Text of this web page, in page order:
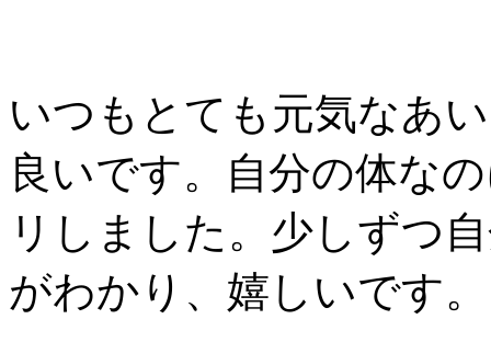
いつもとても元気なあ
良いです。自分の体な
リしました。少しずつ
がわかり、嬉しいです。